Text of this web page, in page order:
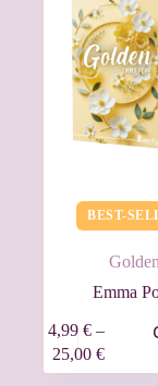
BEST-
Golden
Emma
4,99 €–
25,00 €